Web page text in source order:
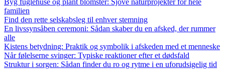
familien
Find den rette selskabsleg til enhver stemning
En livssynsåben ceremoni: Sådan skaber du en afsked, der rummer
alle
Kistens betydning: Praktik og symbolik i afskeden med et menneske
Når følelserne svinger: Typiske reaktioner efter et dødsfald
Struktur i sorgen: Sådan finder du ro og rytme i en uforudsigelig tid